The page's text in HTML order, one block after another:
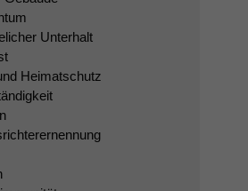
Unterhalt
Heimatschutz